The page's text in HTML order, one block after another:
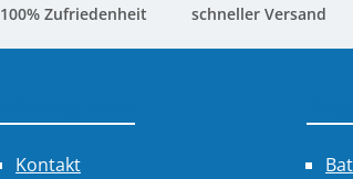
100% Zufriedenheit schneller Versand
Kontakt